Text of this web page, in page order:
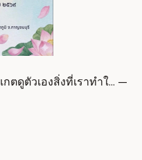
ตดูตัวเองสิ่งที่เราทำใ… —